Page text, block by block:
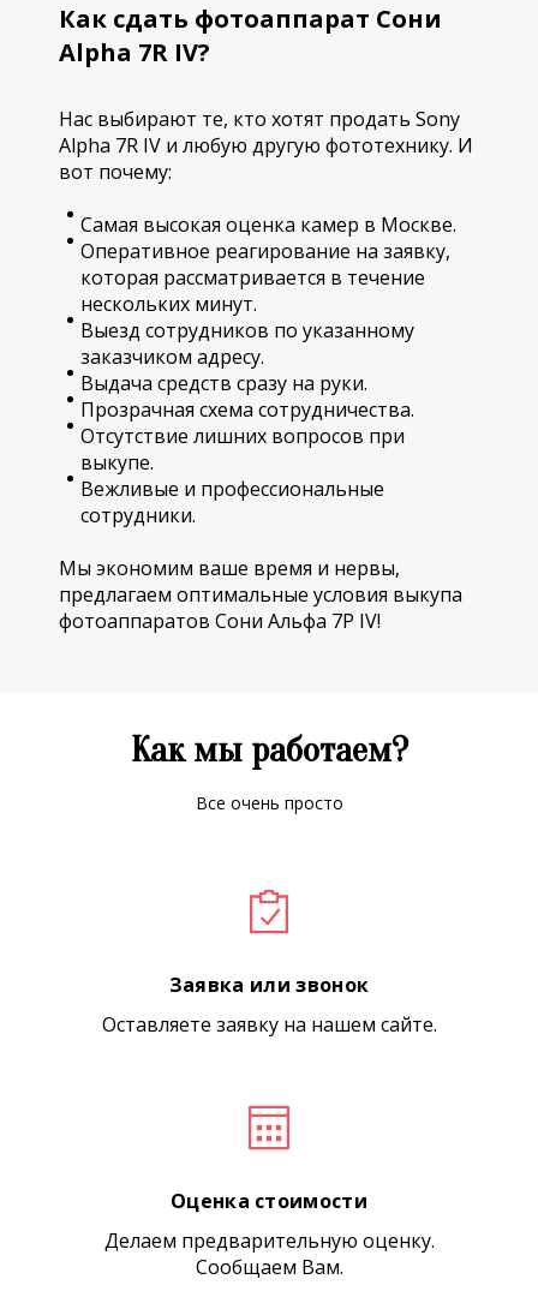
Как сдать фотоаппарат Сони
Alpha 7R IV?
Нас выбирают те, кто хотят продать Sony
Alpha 7R IV и любую другую фототехнику. И
вот почему:
Самая высокая оценка камер в Москве.
Оперативное реагирование на заявку,
которая рассматривается в течение
нескольких минут.
Выезд сотрудников по указанному
заказчиком адресу.
Выдача средств сразу на руки.
Прозрачная схема сотрудничества.
Отсутствие лишних вопросов при
выкупе.
Вежливые и профессиональные
сотрудники.
Мы экономим ваше время и нервы,
предлагаем оптимальные условия выкупа
фотоаппаратов Сони Альфа 7Р IV!
Как мы работаем?
Все очень просто
Заявка или звонок
Оставляете заявку на нашем сайте.
Оценка стоимости
Делаем предварительную оценку.
Сообщаем Вам.